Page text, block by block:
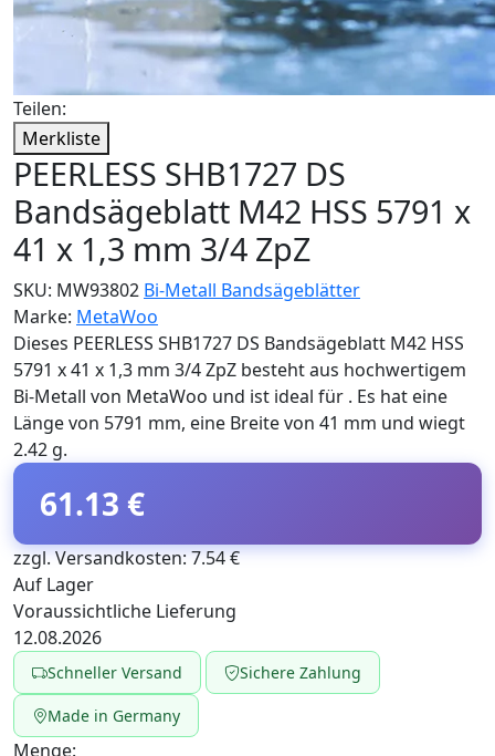
Teilen:
Merkliste
PEERLESS SHB1727 DS
Bandsägeblatt M42 HSS 5791 x
41 x 1,3 mm 3/4 ZpZ
SKU: MW93802 Bi-Metall Bandsägeblätter
Marke: MetaWoo
Dieses PEERLESS SHB1727 DS Bandsägeblatt M42 HSS
5791 x 41 x 1,3 mm 3/4 ZpZ besteht aus hochwertigem
Bi-Metall von MetaWoo und ist ideal für . Es hat eine
Länge von 5791 mm, eine Breite von 41 mm und wiegt
2.42 g.
61.13 €
zzgl. Versandkosten: 7.54 €
Auf Lager
Voraussichtliche Lieferung
12.08.2026
Schneller Versand Sichere Zahlung
Made in Germany
Menge: